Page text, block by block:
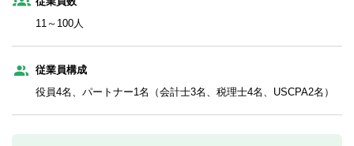
11～100人
従業員構成
役員4名、パートナー1名（会計士3名、税理士4名、USCPA2名）